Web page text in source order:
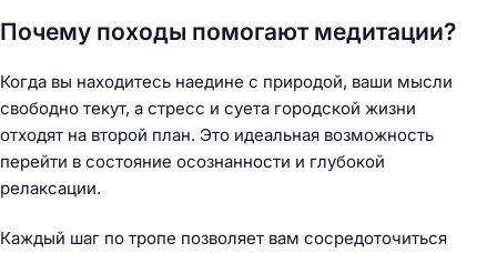
Почему походы помогают медитации?
Когда вы находитесь наедине с природой, ваши мысли
свободно текут, а стресс и суета городской жизни
отходят на второй план. Это идеальная возможность
перейти в состояние осознанности и глубокой
релаксации.
Каждый шаг по тропе позволяет вам сосредоточиться